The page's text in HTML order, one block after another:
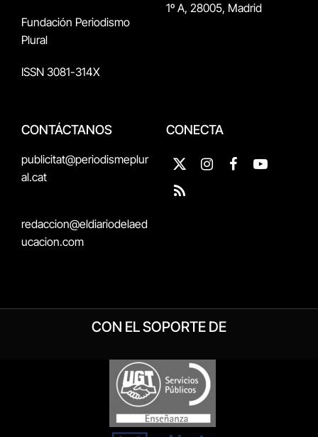
Fundación Periodismo
Plural
ISSN 3081-314X
1º A, 28005, Madrid
CONTÁCTANOS
publicitat@periodismeplur
al.cat
redaccion@eldiariodelaed
ucacion.com
CONECTA
X
(Twitter)
InstagramFacebookYouTube
RSS
CON EL SOPORTE DE